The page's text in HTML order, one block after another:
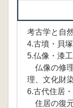
考古学と自
4.古墳・貝
5.仏像・漆
仏像の修
理、文化財
6.古代住居
住居の復